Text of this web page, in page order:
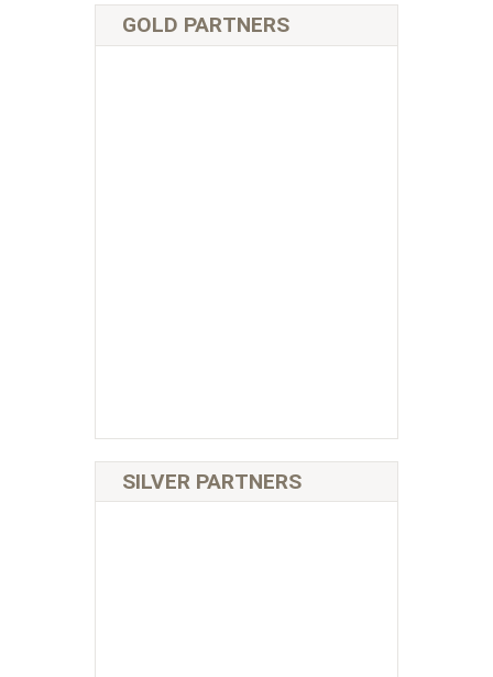
GOLD PARTNERS
SILVER PARTNERS